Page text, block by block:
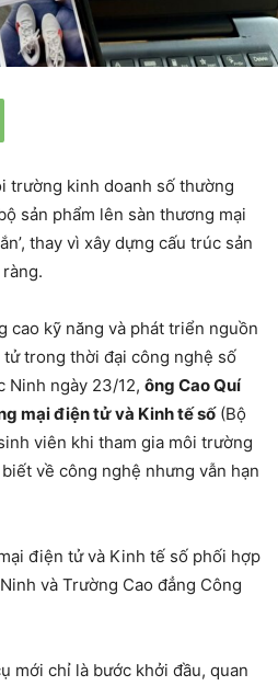
trường kinh doanh số thường
sản phẩm lên sàn thương mại
thay vì xây dựng cấu trúc sản
cao kỹ năng và phát triển nguồn
trong thời đại công nghệ số
Ninh ngày 23/12, ông Cao Quí
mại điện tử và Kinh tế số(Bộ
viên khi tham gia môi trường
về công nghệ nhưng vẫn hạn
điện tử và Kinh tế số phối hợp
và Trường Cao đẳng Công
mới chỉ là bước khởi đầu, quan